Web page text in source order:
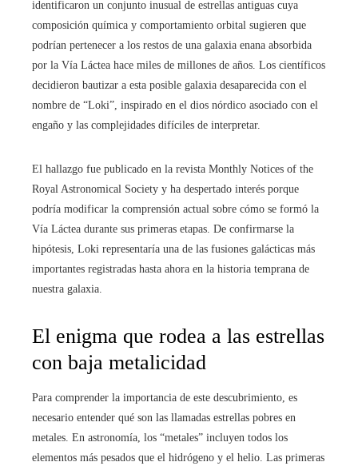
identificaron un conjunto inusual de estrellas antiguas cuya
composición química y comportamiento orbital sugieren que
podrían pertenecer a los restos de una galaxia enana absorbida
por la Vía Láctea hace miles de millones de años. Los científicos
decidieron bautizar a esta posible galaxia desaparecida con el
nombre de “Loki”, inspirado en el dios nórdico asociado con el
engaño y las complejidades difíciles de interpretar.
El hallazgo fue publicado en la revista Monthly Notices of the
Royal Astronomical Society y ha despertado interés porque
podría modificar la comprensión actual sobre cómo se formó la
Vía Láctea durante sus primeras etapas. De confirmarse la
hipótesis, Loki representaría una de las fusiones galácticas más
importantes registradas hasta ahora en la historia temprana de
nuestra galaxia.
El enigma que rodea a las estrellas
con baja metalicidad
Para comprender la importancia de este descubrimiento, es
necesario entender qué son las llamadas estrellas pobres en
metales. En astronomía, los “metales” incluyen todos los
elementos más pesados que el hidrógeno y el helio. Las primeras